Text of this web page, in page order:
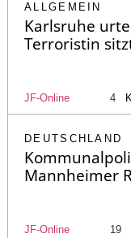
ALLGEMEIN
Karlsruhe
Terroristin
JF-Online 4
DEUTSCHLAND
Mannheimer
JF-Online 19